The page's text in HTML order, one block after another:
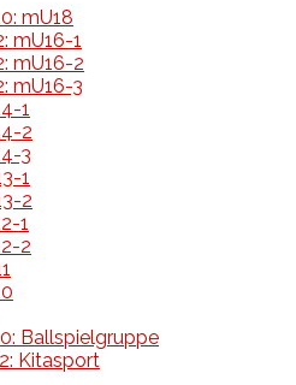
mU18
mU16-1
mU16-2
mU16-3
1
2
3
1
2
1
2
Ballspielgruppe
Kitasport